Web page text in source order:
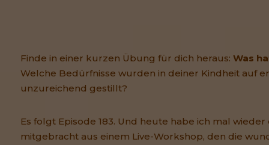
Finde in einer kurzen Übung für dich heraus: Was
Welche Bedürfnisse wurden in deiner Kindheit auf
unzureichend gestillt?
Es folgt Episode 183. Und heute habe ich mal
mitgebracht aus einem Live-Workshop, den die